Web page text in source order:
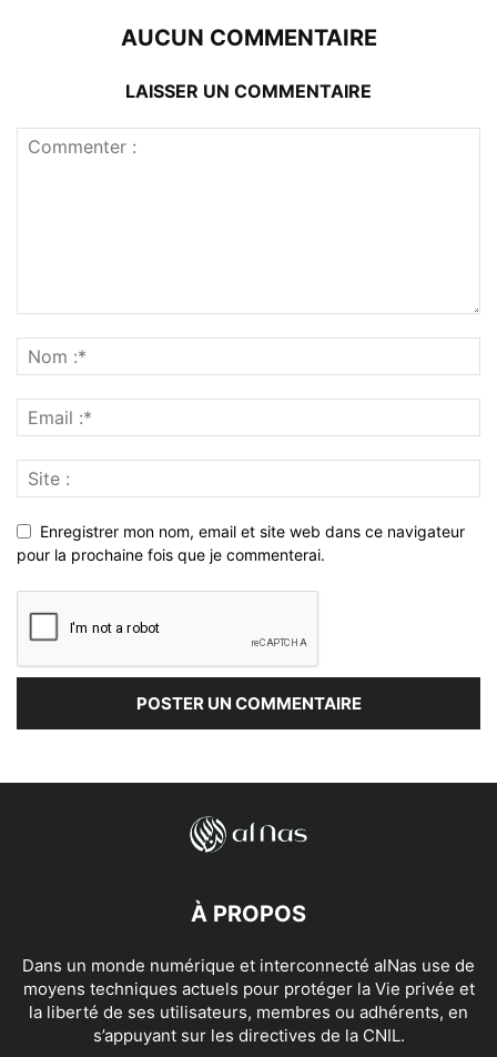
AUCUN COMMENTAIRE
LAISSER UN COMMENTAIRE
Enregistrer mon nom, email et site web dans ce navigateur
pour la prochaine fois que je commenterai.
À PROPOS
Dans un monde numérique et interconnecté alNas use de
moyens techniques actuels pour protéger la Vie privée et
la liberté de ses utilisateurs, membres ou adhérents, en
s’appuyant sur les directives de la CNIL.